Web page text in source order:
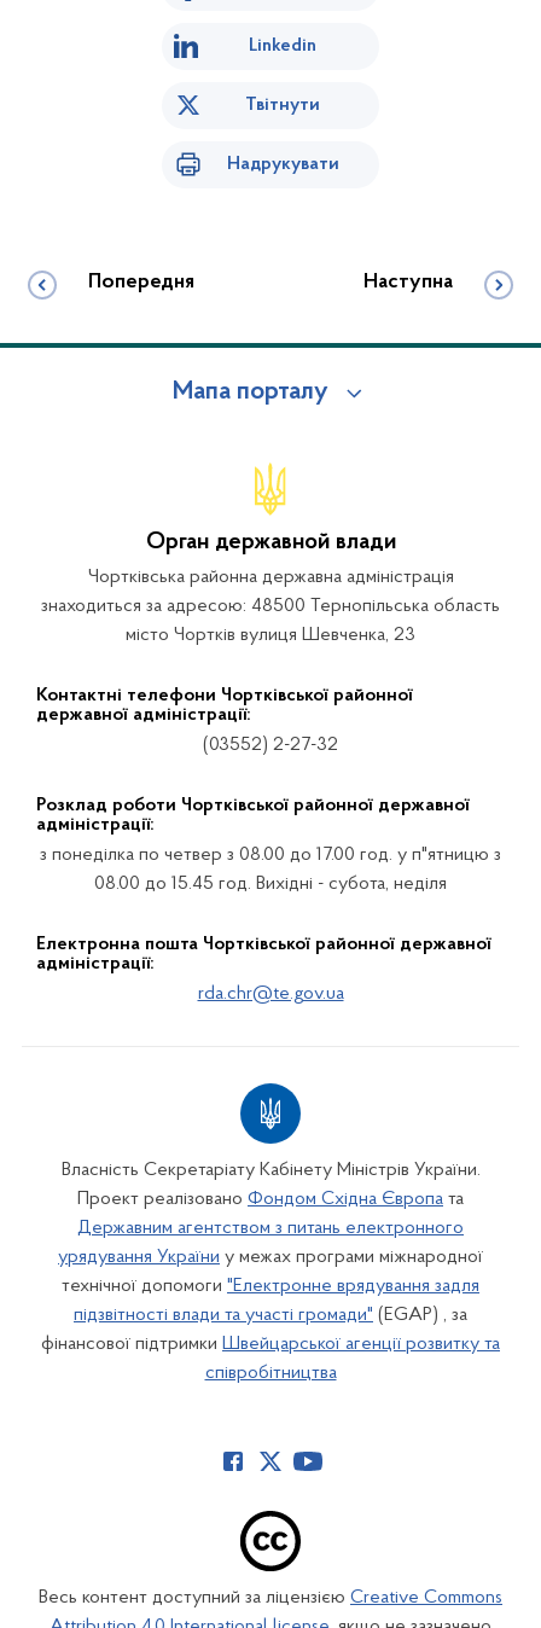
Linkedin
Твітнути
Надрукувати
Попередня Наступна
Мапа порталу
Орган державной влади
Чортківська районна державна адміністрація
знаходиться за адресою: 48500 Тернопільська область
місто Чортків вулиця Шевченка, 23
Контактні телефони Чортківської районної
державної адміністрації:
(03552) 2-27-32
Розклад роботи Чортківської районної державної
адміністрації:
з понеділка по четвер з 08.00 до 17.00 год. у п"ятницю з
08.00 до 15.45 год. Вихідні - субота, неділя
Електронна пошта Чортківської районної державної
адміністрації:
rda.chr@te.gov.ua
Власність Секретаріату Кабінету Міністрів України.
Проект реалізовано Фондом Східна Європа та
Державним агентством з питань електронного
урядування України у межах програми міжнародної
технічної допомоги "Електронне врядування задля
підзвітності влади та участі громади" (EGAP) , за
фінансової підтримки Швейцарської агенції розвитку та
співробітництва
Весь контент доступний за ліцензією Creative Commons